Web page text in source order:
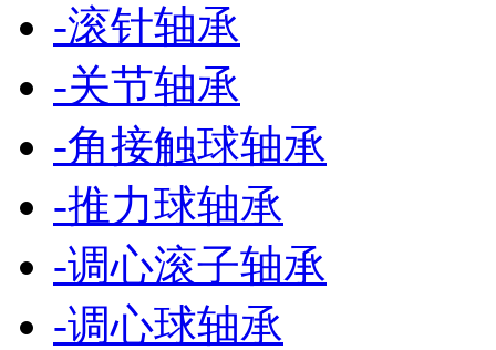
-滚针轴承
-关节轴承
-角接触球轴承
-推力球轴承
-调心滚子轴承
-调心球轴承